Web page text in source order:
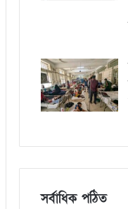
সর্বাধিক পঠিত